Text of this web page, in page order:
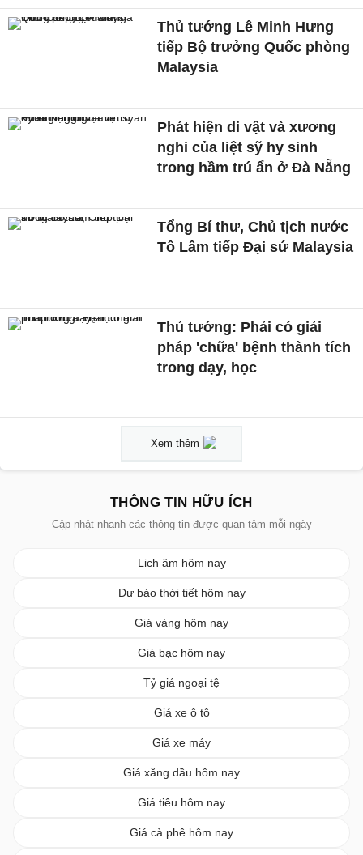
Thủ tướng Lê Minh Hưng
tiếp Bộ trưởng Quốc phòng
Malaysia
Phát hiện di vật và xương
nghi của liệt sỹ hy sinh
trong hầm trú ẩn ở Đà Nẵng
Tổng Bí thư, Chủ tịch nước
Tô Lâm tiếp Đại sứ Malaysia
Thủ tướng: Phải có giải
pháp 'chữa' bệnh thành tích
trong dạy, học
Xem thêm
THÔNG TIN HỮU ÍCH
Cập nhật nhanh các thông tin được quan tâm mỗi ngày
Lịch âm hôm nay
Dự báo thời tiết hôm nay
Giá vàng hôm nay
Giá bạc hôm nay
Tỷ giá ngoại tệ
Giá xe ô tô
Giá xe máy
Giá xăng dầu hôm nay
Giá tiêu hôm nay
Giá cà phê hôm nay